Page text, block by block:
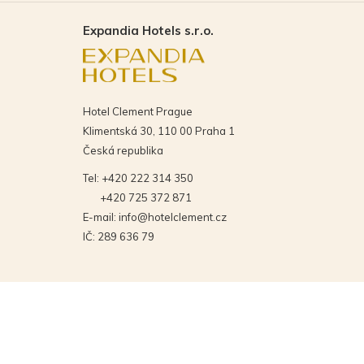
Expandia Hotels s.r.o.
Hotel Clement Prague
Klimentská 30, 110 00 Praha 1
Česká republika
Tel: +420 222 314 350
+420 725 372 871
E-mail: info@hotelclement.cz
IČ: 289 636 79